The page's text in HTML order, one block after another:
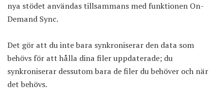
nya stödet användas tillsammans med funktionen On-
Demand Sync.
Det gör att du inte bara synkroniserar den data som
behövs för att hålla dina filer uppdaterade; du
synkroniserar dessutom bara de filer du behöver och när
det behövs.